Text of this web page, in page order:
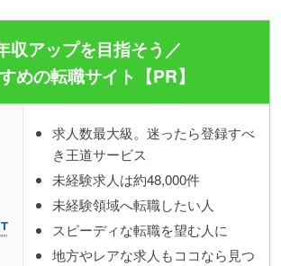
収アップを目指そう／
めの転職サイト【PR】
求人数最大級。迷ったら登録すべ
き王道サービス
未経験求人は約48,000件
未経験領域へ転職したい人
スピーディな転職を望む人に
地方やレアな求人もココなら見つ